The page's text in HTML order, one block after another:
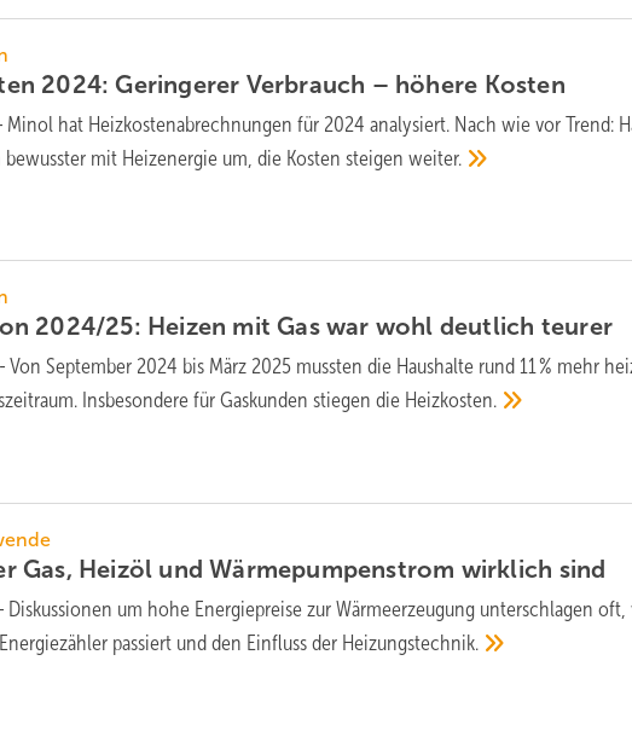
2024: Geringerer Ver­brauch – höhere Kos­ten
Minol hat Heiz­kosten­ab­rech­nungen für 2024 analysiert. Nach wie vor Trend:
bewusster mit Heiz­energie um, die Kos­ten stei­genweiter.
2024/25: Heizen mit Gas war wohl deutlich teurer
- Von September 2024 bis März 2025 mussten die Haus­halte rund 11 % mehr
Ins­be­son­dere für Gas­kunden stie­gen die Heizkosten.
Gas, Heizöl und Wärme­pumpen­strom wirklich sind
- Diskussionen um hohe Energie­preise zur Wärme­er­zeu­gung unter­schla­gen oft,
passiert und den Ein­fluss der Heizungs­technik.